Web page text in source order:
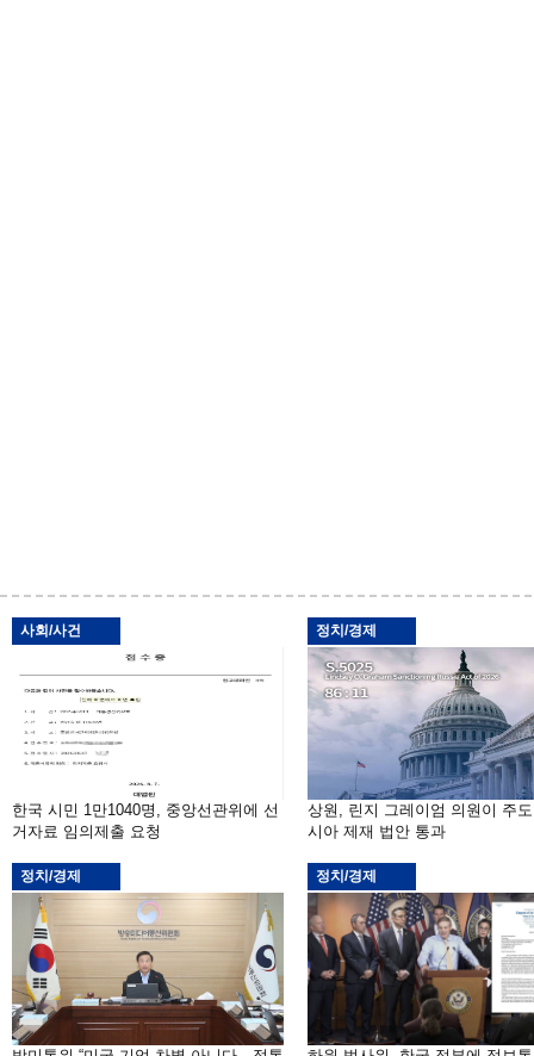
사회/사건
한국 시민 1만1040명, 중앙선관위에 선
거자료 임의제출 요청
정치/경제
상원, 린지 그레이엄 의원이 주
시아 제재 법안 통과
정치/경제 정치/경제